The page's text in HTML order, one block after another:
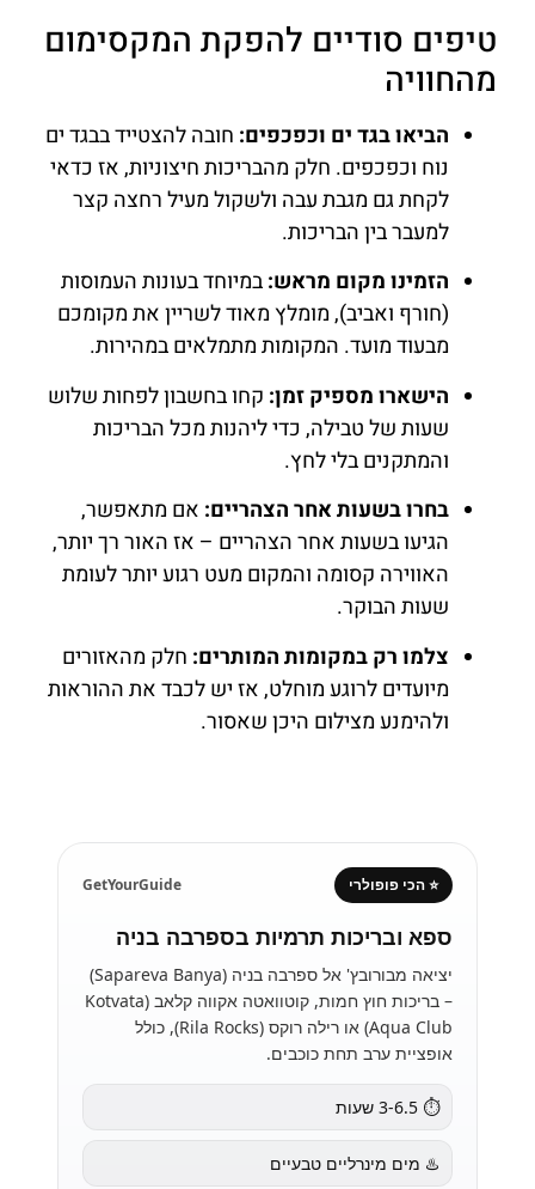
טיפים סודיים להפקת המקסימום
מהחוויה
הביאו בגד ים וכפכפים: חובה להצטייד בבגד ים
נוח וכפכפים. חלק מהבריכות חיצוניות, אז כדאי
לקחת גם מגבת עבה ולשקול מעיל רחצה קצר
למעבר בין הבריכות.
הזמינו מקום מראש:במיוחד בעונות העמוסות
(חורף ואביב), מומלץ מאוד לשריין את מקומכם
מבעוד מועד. המקומות מתמלאים במהירות.
הישארו מספיק זמן: קחו בחשבון לפחות שלוש
שעות של טבילה, כדי ליהנות מכל הבריכות
והמתקנים בלי לחץ.
בחרו בשעות אחר הצהריים: אם מתאפשר,
הגיעו בשעות אחר הצהריים – אז האור רך יותר,
האווירה קסומה והמקום מעט רגוע יותר לעומת
שעות הבוקר.
צלמו רק במקומות המותרים: חלק מהאזורים
מיועדים לרוגע מוחלט, אז יש לכבד את ההוראות
ולהימנע מצילום היכן שאסור.
⭐ הכי פופולרי GetYourGuide
ספא ובריכות תרמיות בספרבה בניה
יציאה מבורובץ' אל ספרבה בניה (Sapareva Banya)
– בריכות חוץ חמות, קוטוואטה אקווה קלאב (Kotvata
Aqua Club) או רילה רוקס (Rila Rocks), כולל
אופציית ערב תחת כוכבים.
⏱️ 3-6.5 שעות
♨️ מים מינרליים טבעיים